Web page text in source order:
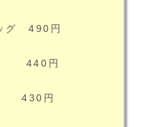
グ 490円
440円
430円